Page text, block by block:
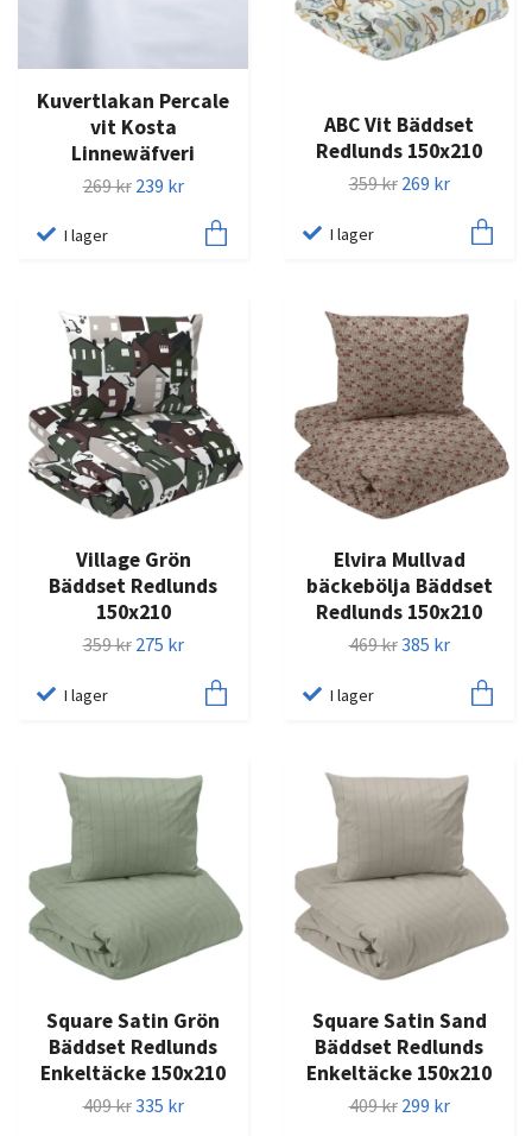
Kuvertlakan Percale
vit Kosta
Linnewäfveri
269 kr 239 kr
I lager
ABC Vit Bäddset
Redlunds 150x210
359 kr 269 kr
I lager
Village Grön
Bäddset Redlunds
150x210
359 kr 275 kr
I lager
Elvira Mullvad
bäckebölja Bäddset
Redlunds 150x210
469 kr385 kr
I lager
Square Satin Grön
Bäddset Redlunds
Enkeltäcke 150x210
409 kr335 kr
Square Satin Sand
Bäddset Redlunds
Enkeltäcke 150x210
409 kr 299 kr